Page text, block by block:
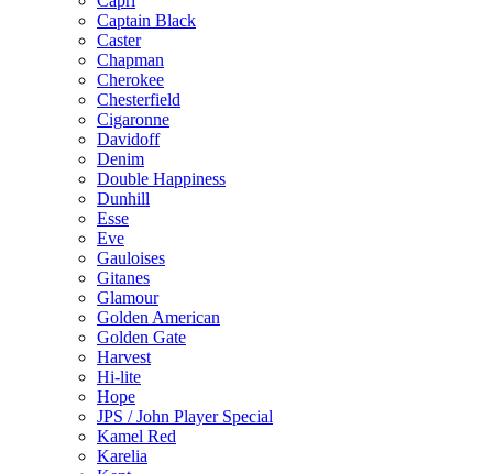
Captain Black
Caster
Chapman
Cherokee
Chesterfield
Cigaronne
Davidoff
Denim
Double Happiness
Dunhill
Esse
Eve
Gauloises
Gitanes
Glamour
Golden American
Golden Gate
Harvest
Hi-lite
Hope
JPS / John Player Special
Kamel Red
Karelia